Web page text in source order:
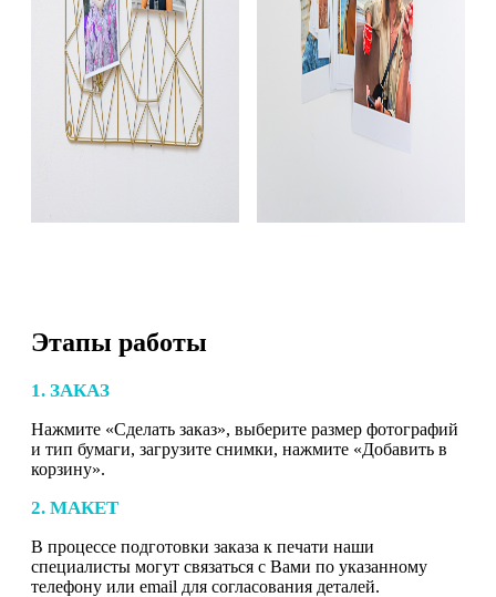
Этапы работы
1. ЗАКАЗ
Нажмите «Сделать заказ», выберите размер фотографий
и тип бумаги, загрузите снимки, нажмите «Добавить в
корзину».
2. МАКЕТ
В процессе подготовки заказа к печати наши
специалисты могут связаться с Вами по указанному
телефону или email для согласования деталей.